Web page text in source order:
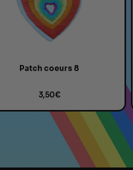
Patch coeurs 8
3,50 €